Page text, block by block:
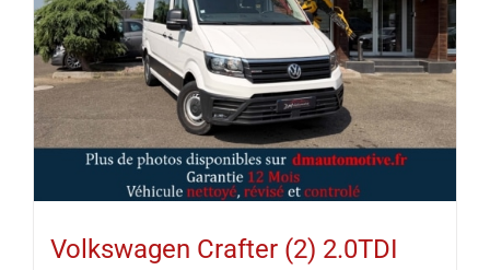
Volkswagen Crafter (2) 2.0TDI